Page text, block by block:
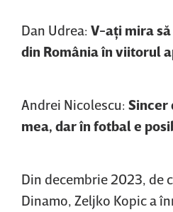
Dan Udrea: V-aţi mira
din România în viitorul
Andrei Nicolescu: Sincer
mea, dar în fotbal e
Din decembrie 2023, de
Dinamo, Zeljko Kopic a